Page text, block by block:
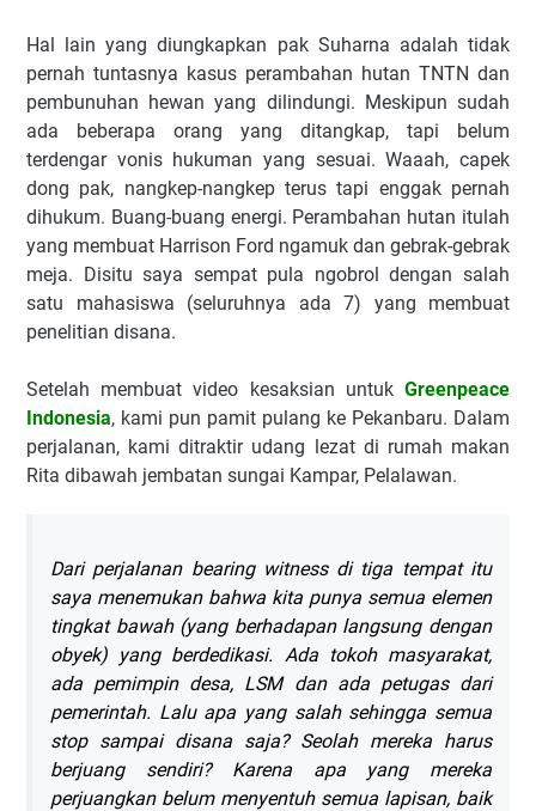
Hal lain yang diungkapkan pak Suharna adalah tidak
pernah tuntasnya kasus perambahan hutan TNTN dan
pembunuhan hewan yang dilindungi. Meskipun sudah
ada beberapa orang yang ditangkap, tapi belum
terdengar vonis hukuman yang sesuai. Waaah, capek
dong pak, nangkep-nangkep terus tapi enggak pernah
dihukum. Buang-buang energi. Perambahan hutan itulah
yang membuat Harrison Ford ngamuk dan gebrak-gebrak
meja. Disitu saya sempat pula ngobrol dengan salah
satu mahasiswa (seluruhnya ada 7) yang membuat
penelitian disana.
Setelah membuat video kesaksian untuk Greenpeace
Indonesia, kami pun pamit pulang ke Pekanbaru. Dalam
perjalanan, kami ditraktir udang lezat di rumah makan
Rita dibawah jembatan sungai Kampar, Pelalawan.
Dari perjalanan bearing witness di tiga tempat itu
saya menemukan bahwa kita punya semua elemen
tingkat bawah (yang berhadapan langsung dengan
obyek) yang berdedikasi. Ada tokoh masyarakat,
ada pemimpin desa, LSM dan ada petugas dari
pemerintah. Lalu apa yang salah sehingga semua
stop sampai disana saja? Seolah mereka harus
berjuang sendiri? Karena apa yang mereka
perjuangkan belum menyentuh semua lapisan, baik